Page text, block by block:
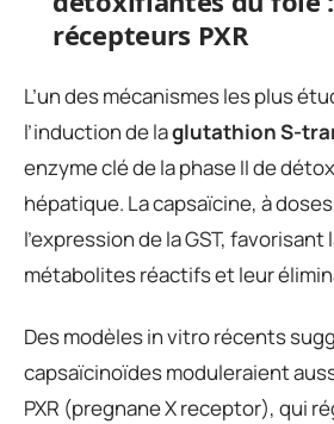
récepteurs PXR
L’un des mécanismes les plus
l’induction de laglutathion S-
enzyme clé de la phase II de
hépatique. La capsaïcine, à
l’expression de la GST,
métabolites réactifs et leur
Des modèles in vitro récents
capsaïcinoïdes moduleraient
PXR (pregnane X receptor), qui